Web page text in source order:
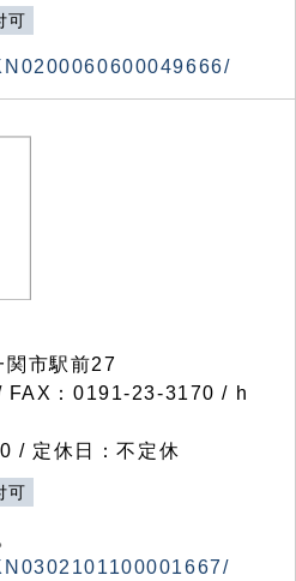
可
市駅前27
：0191-23-3170 / h
/ 定休日：不定休
可